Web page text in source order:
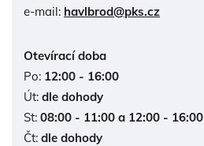
e-mail: havlbrod@pks.cz
Otevírací doba
Po: 12:00 - 16:00
Út: dle dohody
St: 08:00 - 11:00 a 12:00 - 16:00
Čt: dle dohody